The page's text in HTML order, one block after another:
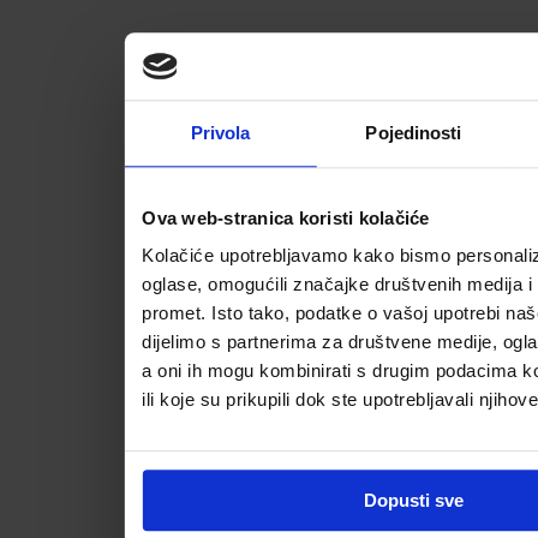
Privola Pojedinosti
Ova web-stranica koristi kolačiće
Kolačiće upotrebljavamo kako bismo
oglase, omogućili značajke društvenih medija i
promet. Isto tako, podatke o vašoj upotrebi
dijelimo s partnerima za društvene medije,
a oni ih mogu kombinirati s drugim podacima
ili koje su prikupili dok ste upotrebljavali
Dopusti sve